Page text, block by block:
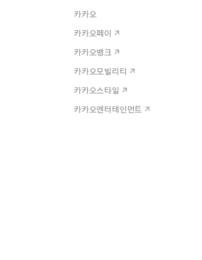
카카오
카카오페이
카카오뱅크
카카오모빌리티
카카오스타일
카카오엔터테인먼트